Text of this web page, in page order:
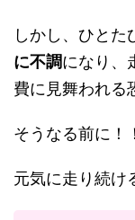
しかし、ひとた
に不調になり、
費に見舞われる
そうなる前に！！
元気に走り続け